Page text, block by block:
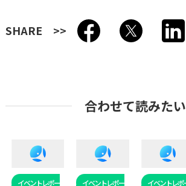
SHARE
合わせて読みたい